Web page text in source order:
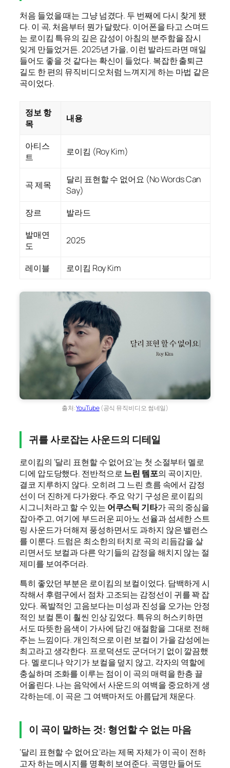
처음 들었을 때는 그냥 넘겼다. 두 번째에 다시 찾게 됐
다. 이 곡, 처음부터 뭔가 달랐다. 이어폰을 타고 스며드
는 로이킴 특유의 깊은 감성이 아침의 분주함을 잠시
잊게 만들었거든. 2025년 가을, 이런 발라드라면 매일
들어도 좋을 것 같다는 확신이 들었다. 복잡한 출퇴근
길도 한 편의 뮤직비디오처럼 느껴지게 하는 마법 같은
곡이었다.
정보 항
목
내용
아티스
트
로이킴 (Roy Kim)
곡 제목
달리 표현할 수 없어요 (No Words Can
Say)
장르
발라드
발매연
도
2025
레이블 로이킴 Roy Kim
출처:YouTube(공식 뮤직비디오 썸네일)
귀를 사로잡는 사운드의 디테일
로이킴의 ‘달리 표현할 수 없어요’는 첫 소절부터 멜로
디에 압도당했다. 전반적으로느린 템포의 곡이지만,
결코 지루하지 않다. 오히려 그 느린 흐름 속에서 감정
선이 더 진하게 다가왔다. 주요 악기 구성은 로이킴의
시그니처라고 할 수 있는 어쿠스틱 기타가 곡의 중심을
잡아주고, 여기에 부드러운 피아노 선율과 섬세한 스트
링 사운드가 더해져 풍성하면서도 과하지 않은 밸런스
를 이룬다. 드럼은 최소한의 터치로 곡의 리듬감을 살
리면서도 보컬과 다른 악기들의 감정을 해치지 않는 절
제미를 보여주더라.
특히 좋았던 부분은 로이킴의 보컬이었다. 담백하게 시
작해서 후렴구에서 점차 고조되는 감정선이 귀를 꽉 잡
았다. 폭발적인 고음보다는 미성과 진성을 오가는 안정
적인 보컬 톤이 훨씬 인상 깊었다. 특유의 허스키하면
서도 따뜻한 음색이 가사에 담긴 애절함을 그대로 전해
주는 느낌이다. 개인적으로 이런 보컬이 가을 감성에는
최고라고 생각한다. 프로덕션도 군더더기 없이 깔끔했
다. 멜로디나 악기가 보컬을 덮지 않고, 각자의 역할에
충실하며 조화를 이루는 점이 이 곡의 매력을 한층 끌
어올린다. 나는 음악에서 사운드의 여백을 중요하게 생
각하는데, 이 곡은 그 여백마저도 아름답게 채운다.
이 곡이 말하는 것: 형언할 수 없는 마음
‘달리 표현할 수 없어요’라는 제목 자체가 이 곡이 전하
고자 하는 메시지를 명확히 보여준다. 곡명만 들어도